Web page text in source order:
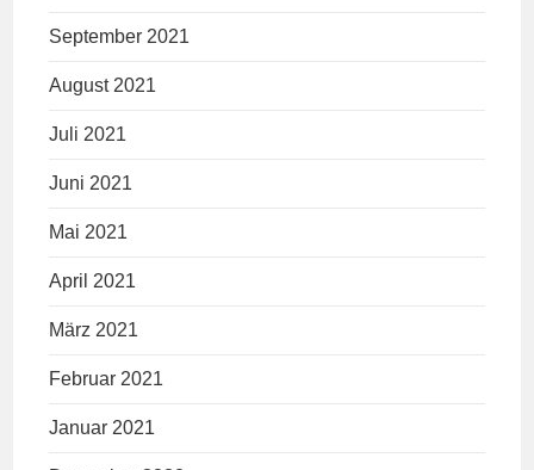
September 2021
August 2021
Juli 2021
Juni 2021
Mai 2021
April 2021
März 2021
Februar 2021
Januar 2021